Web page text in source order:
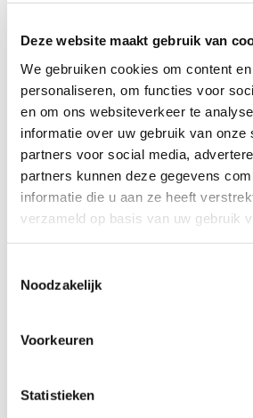
Deze website maakt gebruik van
We gebruiken cookies om content
personaliseren, om functies voor
en om ons websiteverkeer te
informatie over uw gebruik van onze
partners voor social media,
partners kunnen deze gegevens
informatie die u aan ze heeft
verzameld op basis van uw gebruik
Noodzakelijk
Voorkeuren
Statistieken
Ervaringen met allianties
alliantiebeleid in
Gepost op januari 30, 2023 te 5:48
Linda Kruis
In 2019 begon de gemeente
Subsidieregeling ‘Diversiteit en
instituut organiseerde focusgroepen
Gepost op juli 14, 2022 te 12:27 pm.
Voor de gemeente Arnhem
inclusief de publiekscommunicatie